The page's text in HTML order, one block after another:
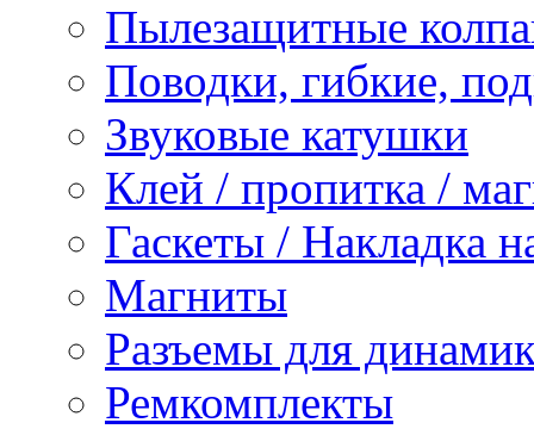
Пылезащитные
Поводки, гибкие,
Звуковые катушки
Клей / пропитка /
Гаскеты / Накладка
Магниты
Разъемы для
Ремкомплекты